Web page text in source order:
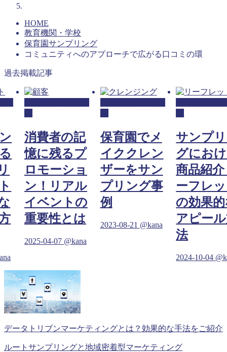
HOME
教育機関・学校
保育園サンプリング
コミュニティへのアプローチで広がる口コミの環
過去掲載記事
消費者の記
憶に残るプ
ロモーショ
ン！リアル
イベントの
重要性とは
2025-04-07 @kana
保育園でメ
イククレン
ザーをサン
プリング事
例
2023-08-21 @kana
サンプ
グにお
商品紹
ーフレ
の効果
アピー
法
2024-10-04
データトリブンマーケティングとは？効果的な手法をご紹介
ルートサンプリングと地域密着型マーケティング